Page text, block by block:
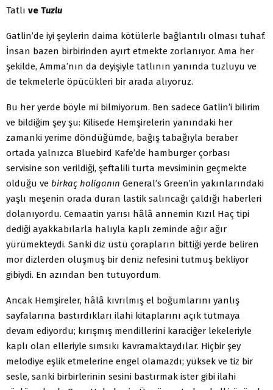
Tatlı ve Tuzlu
Gatlin’de iyi şeylerin daima kötülerle bağlantılı olması tuhaf.
İnsan bazen birbirinden ayırt etmekte zorlanıyor. Ama her
şekilde, Amma’nın da deyişiyle tatlının yanında tuzluyu ve
de tekmelerle öpücükleri bir arada alıyoruz.
Bu her yerde böyle mi bilmiyorum. Ben sadece Gatlin’i bilirim
ve bildiğim şey şu: Kilisede Hemşirelerin yanındaki her
zamanki yerime döndüğümde, bağış tabağıyla beraber
ortada yalnızca Bluebird Kafe’de hamburger çorbası
servisine son verildiği, şeftalili turta mevsiminin geçmekte
olduğu ve birkaç holiganın General’s Green’in yakınlarındaki
yaşlı meşenin orada duran lastik salıncağı çaldığı haberleri
dolanıyordu. Cemaatin yarısı hâlâ annemin Kızıl Haç tipi
dediği ayakkabılarla halıyla kaplı zeminde ağır ağır
yürümekteydi. Sanki diz üstü çorapların bittiği yerde beliren
mor dizlerden oluşmuş bir deniz nefesini tutmuş bekliyor
gibiydi. En azından ben tutuyordum.
Ancak Hemşireler, hâlâ kıvrılmış el boğumlarını yanlış
sayfalarına bastırdıkları ilahi kitaplarını açık tutmaya
devam ediyordu; kırışmış mendillerini karaciğer lekeleriyle
kaplı olan elleriyle sımsıkı kavramaktaydılar. Hiçbir şey
melodiye eşlik etmelerine engel olamazdı; yüksek ve tiz bir
sesle, sanki birbirlerinin sesini bastırmak ister gibi ilahi